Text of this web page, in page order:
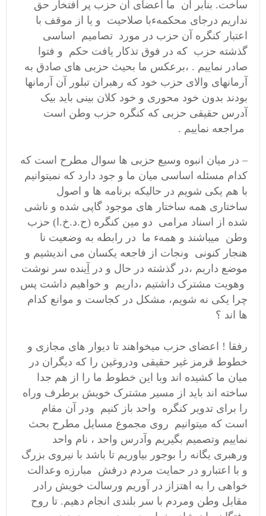
ساخت. بنابر آن ما اعضای آن حزب پر افتخار حق
نداریم درجای محکمهءبا صلاحیت و یا از موقف با
اعتبار کنگره آن حزب در مورد تصامیم اساسی
گذشته حزب که در فوق تذکار یافت حکم و فتوا
صادر نماییم . ،برعکس ما بحیث حزبی های صادق به
آرمانهای والای حزب خود که رهبران تبلور آن آرمانها
بودند بدون خود محوری و خود کلان بینی باید بیک
آدرس حقیقی حزبی که کنگره حزب وطن است
مراجعه نماییم .
– در میان انبوه وسیع حزبی ها سوال مطرح است که
کدام مسئله اساسی میان ما و جود دارد که نمیتوانیم
با هم یکی شویم در حالیکه برنامه ها و اصول
ساختاری همه ساختار های موجود گاپی شده و ناشی
شده از اسناد مرامی دو مین کنگره (ح.د.خ.ا) حزب
وطن میباشند و همهء ما در رابطه به وضعیت نا
هنجار کنونی ونجات از فاجعه یکسان می اندیشیم و
موضع داریم ،در گذشته در حال و در آِینده سر نوشت
وهویت مشترک داشتیم ،داریم و خواهیم داشت پس
چرا یکی نه شویم، مشکل در کجاست و موانع کدام
ها اند ؟
رفقا ! اعضای حزب میخواهند تا دیوار های مجازی و
خطوط قرمز غیر حقیقی ودروغین را که دیگران در
میان ما کشیده اند وبا این خطوط ما را از هم جدا
ساخته اند باید از مسیر مشترک خویش برطرف وراه
را برای تدویر کنگره واحد باز کنیم ودر آن مقام
است که میتوانیم روی مجموع مسایل مطرح بحث
نماییم وتصمیم بگیریم وآدرس واحد ، نام واحد
ورهبری یگانه را بوجور بیاوریم تا باشد با نیروی بزرگ
و با اعتبارو در حمایت مردم درفش مبارزه وعدالت
خواهی را به اهتزاز در آوریم ورسالت خویش رادر
مقابل وطن ومردم با سر بلندی انجام دهیم. تا روح